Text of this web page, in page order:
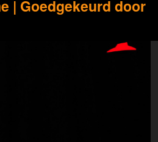
| Goedgekeurd door